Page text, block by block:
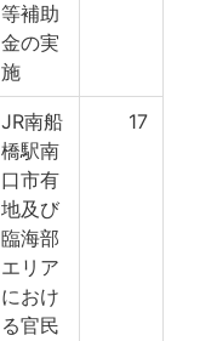
等補助
金の実
施
JR南船
橋駅南
口市有
地及び
臨海部
エリア
におけ
る官民
17